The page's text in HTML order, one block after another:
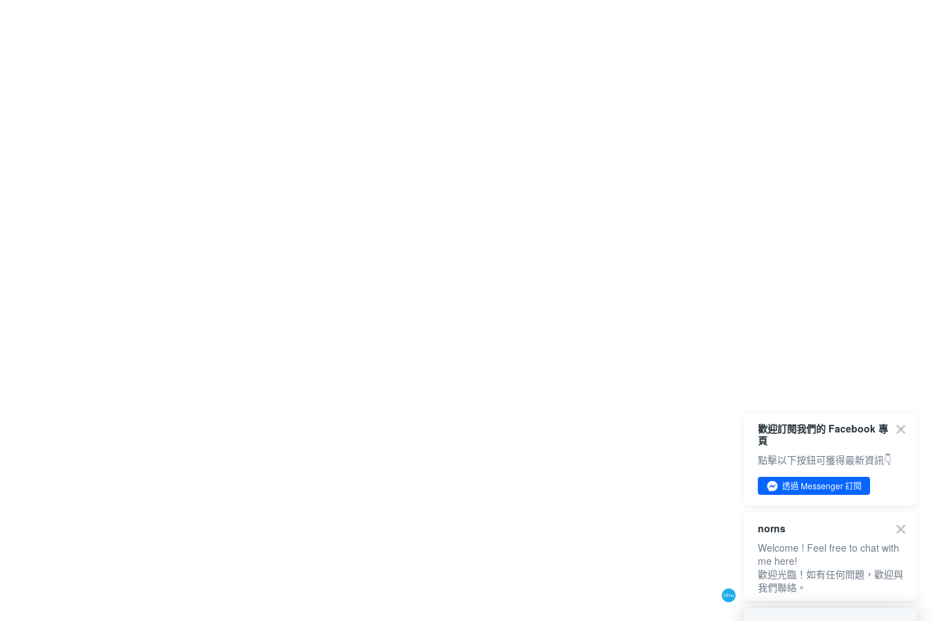
歡迎訂閱我們的 Facebook 專
頁
點擊以下按鈕可獲得最新資訊👇
透過 Messenger 訂閱
norns
Welcome ! Feel free to chat with
me here!
歡迎光臨！如有任何問題，歡迎與
我們聯絡。